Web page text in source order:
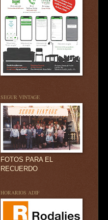
SEGUR VINTAGE
FOTOS PARA EL
RECUERDO
HORARIOS ADIF